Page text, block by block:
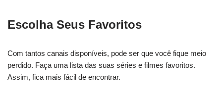
Escolha Seus Favoritos
Com tantos canais disponíveis, pode ser que você fique meio
perdido. Faça uma lista das suas séries e filmes favoritos.
Assim, fica mais fácil de encontrar.